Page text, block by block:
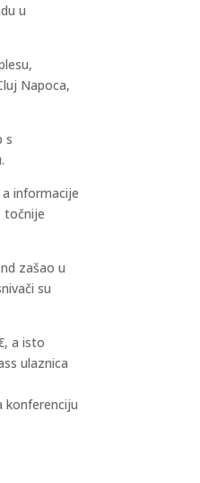
u
Napoca,
s
informacije
točnije
zašao u
su
a isto
ulaznica
konferenciju